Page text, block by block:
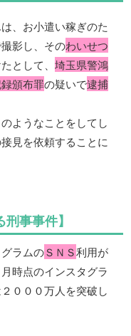
、お小遣い稼ぎのた
影し、そのわいせつ
として、埼玉県警鴻
頒布罪の疑いで逮捕
ようなことをしてし
見を依頼することに
事事件】
ラムのＳＮＳ利用が
時点のインスタグラ
０００万人を突破し